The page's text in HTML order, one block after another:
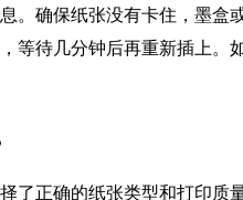
。确保纸张没有卡住，墨盒
等待几分钟后再重新插上。
了正确的纸张类型和打印质量